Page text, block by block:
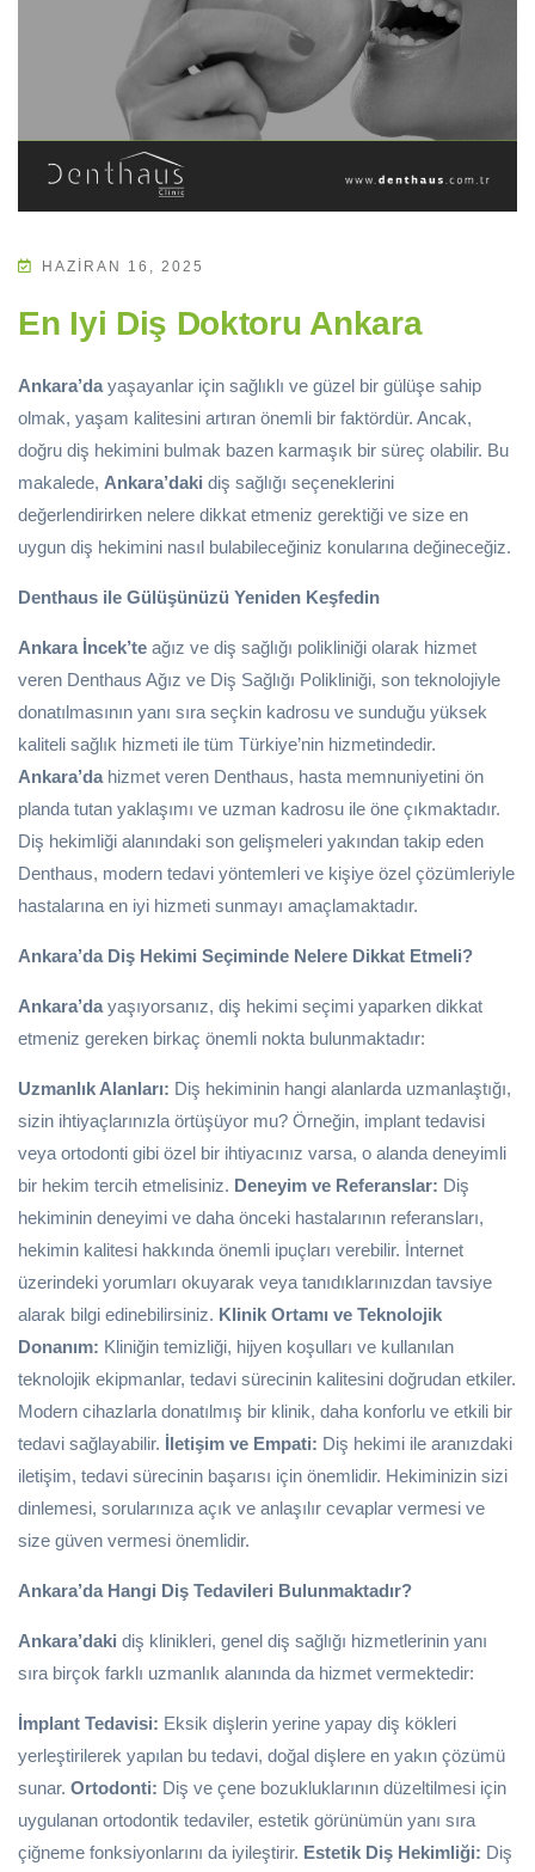
HAZIRAN 16, 2025
En Iyi Diş Doktoru Ankara
Ankara’da yaşayanlar için sağlıklı ve güzel bir gülüşe sahip
olmak, yaşam kalitesini artıran önemli bir faktördür. Ancak,
doğru diş hekimini bulmak bazen karmaşık bir süreç olabilir. Bu
makalede, Ankara’daki diş sağlığı seçeneklerini
değerlendirirken nelere dikkat etmeniz gerektiği ve size en
uygun diş hekimini nasıl bulabileceğiniz konularına değineceğiz.
Denthaus ile Gülüşünüzü Yeniden Keşfedin
Ankara İncek’te ağız ve diş sağlığı polikliniği olarak hizmet
veren Denthaus Ağız ve Diş Sağlığı Polikliniği, son teknolojiyle
donatılmasının yanı sıra seçkin kadrosu ve sunduğu yüksek
kaliteli sağlık hizmeti ile tüm Türkiye’nin hizmetindedir.
Ankara’da hizmet veren Denthaus, hasta memnuniyetini ön
planda tutan yaklaşımı ve uzman kadrosu ile öne çıkmaktadır.
Diş hekimliği alanındaki son gelişmeleri yakından takip eden
Denthaus, modern tedavi yöntemleri ve kişiye özel çözümleriyle
hastalarına en iyi hizmeti sunmayı amaçlamaktadır.
Ankara’da Diş Hekimi Seçiminde Nelere Dikkat Etmeli?
Ankara’da yaşıyorsanız, diş hekimi seçimi yaparken dikkat
etmeniz gereken birkaç önemli nokta bulunmaktadır:
Uzmanlık Alanları: Diş hekiminin hangi alanlarda uzmanlaştığı,
sizin ihtiyaçlarınızla örtüşüyor mu? Örneğin, implant tedavisi
veya ortodonti gibi özel bir ihtiyacınız varsa, o alanda deneyimli
bir hekim tercih etmelisiniz. Deneyim ve Referanslar: Diş
hekiminin deneyimi ve daha önceki hastalarının referansları,
hekimin kalitesi hakkında önemli ipuçları verebilir. İnternet
üzerindeki yorumları okuyarak veya tanıdıklarınızdan tavsiye
alarak bilgi edinebilirsiniz. Klinik Ortamı ve Teknolojik
Donanım: Kliniğin temizliği, hijyen koşulları ve kullanılan
teknolojik ekipmanlar, tedavi sürecinin kalitesini doğrudan etkiler.
Modern cihazlarla donatılmış bir klinik, daha konforlu ve etkili bir
tedavi sağlayabilir. İletişim ve Empati: Diş hekimi ile aranızdaki
iletişim, tedavi sürecinin başarısı için önemlidir. Hekiminizin sizi
dinlemesi, sorularınıza açık ve anlaşılır cevaplar vermesi ve
size güven vermesi önemlidir.
Ankara’da Hangi Diş Tedavileri Bulunmaktadır?
Ankara’daki diş klinikleri, genel diş sağlığı hizmetlerinin yanı
sıra birçok farklı uzmanlık alanında da hizmet vermektedir:
İmplant Tedavisi: Eksik dişlerin yerine yapay diş kökleri
yerleştirilerek yapılan bu tedavi, doğal dişlere en yakın çözümü
sunar. Ortodonti: Diş ve çene bozukluklarının düzeltilmesi için
uygulanan ortodontik tedaviler, estetik görünümün yanı sıra
çiğneme fonksiyonlarını da iyileştirir. Estetik Diş Hekimliği: Diş